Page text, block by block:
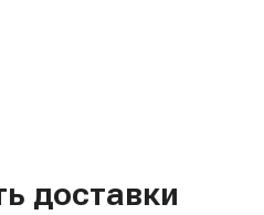
доставки